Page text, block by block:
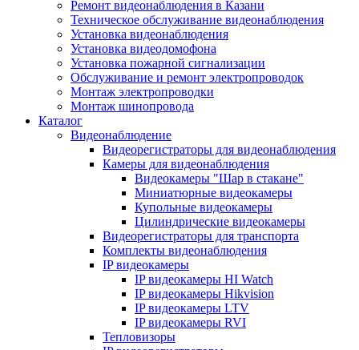
Ремонт видеонаблюдения в Казани
Техническое обслуживание видеонаблюдения
Установка видеонаблюдения
Установка видеодомофона
Установка пожарной сигнализации
Обслуживание и ремонт электропроводок
Монтаж электропроводки
Монтаж шинопровода
Каталог
Видеонаблюдение
Видеорегистраторы для видеонаблюдения
Камеры для видеонаблюдения
Видеокамеры "Шар в стакане"
Миниатюрные видеокамеры
Купольные видеокамеры
Цилиндрические видеокамеры
Видеорегистраторы для транспорта
Комплекты видеонаблюдения
IP видеокамеры
IP видеокамеры HI Watch
IP видеокамеры Hikvision
IP видеокамеры LTV
IP видеокамеры RVI
Тепловизоры